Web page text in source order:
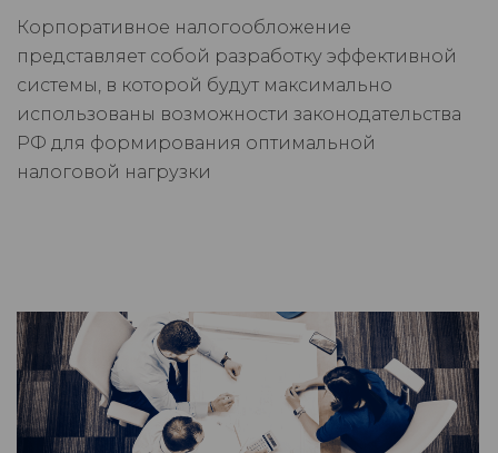
Корпоративное налогообложение
представляет собой разработку эффективной
системы, в которой будут максимально
использованы возможности законодательства
РФ для формирования оптимальной
налоговой нагрузки